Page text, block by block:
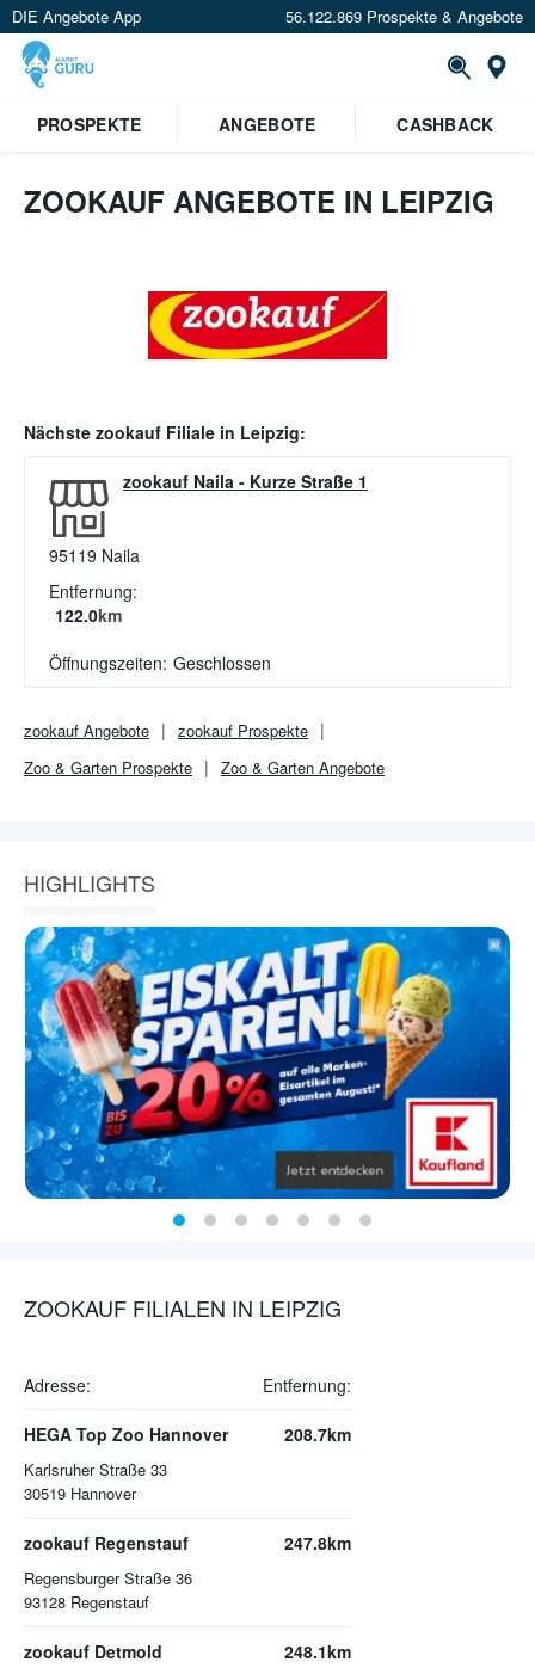
DIE Angebote App 56.122.869 Prospekte & Angebote
PROSPEKTE
ANGEBOTE CASHBACK
ZOOKAUF ANGEBOTE IN LEIPZIG
Nächste zookauf Filiale in Leipzig:
zookauf Naila - Kurze Straße 1
95119 Naila
Entfernung:
122.0km
Öffnungszeiten: Geschlossen
zookauf Angebote zookauf Prospekte
Zoo & Garten Prospekte Zoo & Garten Angebote
HIGHLIGHTS
ZOOKAUF FILIALEN IN LEIPZIG
Adresse: Entfernung:
HEGA Top Zoo Hannover
Karlsruher Straße 33
30519 Hannover
208.7km
zookauf Regenstauf
Regensburger Straße 36
93128 Regenstauf
247.8km
zookauf Detmold 248.1km